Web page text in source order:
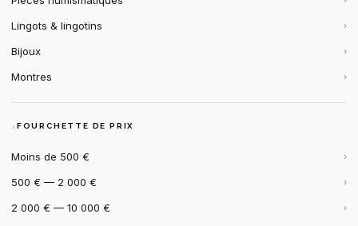
Lingots & lingotins ›
Bijoux ›
Montres ›
FOURCHETTE DE PRIX
Moins de 500 € ›
500 € — 2 000 € ›
2 000 € — 10 000 € ›